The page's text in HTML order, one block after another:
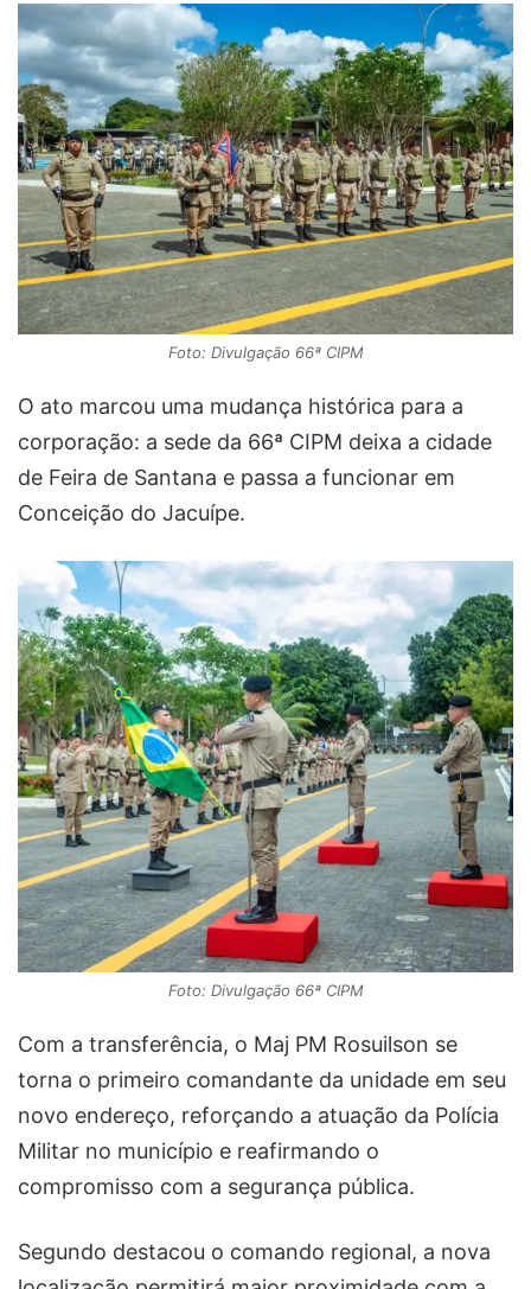
Foto: Divulgação 66ª CIPM
O ato marcou uma mudança histórica para a
corporação: a sede da 66ª CIPM deixa a cidade
de Feira de Santana e passa a funcionar em
Conceição do Jacuípe.
Foto: Divulgação 66ª CIPM
Com a transferência, o Maj PM Rosuilson se
torna o primeiro comandante da unidade em seu
novo endereço, reforçando a atuação da Polícia
Militar no município e reafirmando o
compromisso com a segurança pública.
Segundo destacou o comando regional, a nova